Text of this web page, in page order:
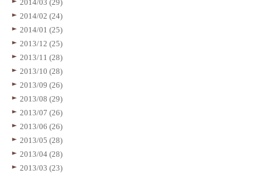
2014/03 (29)
2014/02 (24)
2014/01 (25)
2013/12 (25)
2013/11 (28)
2013/10 (28)
2013/09 (26)
2013/08 (29)
2013/07 (26)
2013/06 (26)
2013/05 (28)
2013/04 (28)
2013/03 (23)